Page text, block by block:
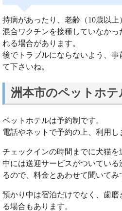
持病があったり、老齢（10歳以
混合ワクチンを接種していなか
れる場合があります。
後でトラブルにならないよう、
て下さいね。
洲本市のペットホテ
ペットホテルは予約制です。
電話やネットで予約の上、利用し
チェックインの時間までに犬猫を
中には送迎サービスがついてい
るので、料金とあわせて聞いてみ
預かり中は宿泊だけでなく、歯
る場合もあります。